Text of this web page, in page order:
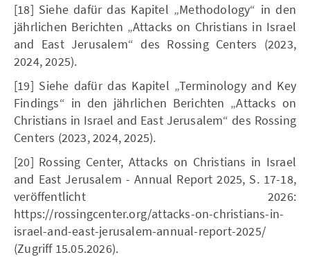
[18] Siehe dafür das Kapitel „Methodology“ in den
jährlichen Berichten „Attacks on Christians in Israel
and East Jerusalem“ des Rossing Centers (2023,
2024, 2025).
[19] Siehe dafür das Kapitel „Terminology and Key
Findings“ in den jährlichen Berichten „Attacks on
Christians in Israel and East Jerusalem“ des Rossing
Centers (2023, 2024, 2025).
[20] Rossing Center, Attacks on Christians in Israel
and East Jerusalem - Annual Report 2025, S. 17-18,
veröffentlicht 2026:
https://rossingcenter.org/attacks-on-christians-in-
israel-and-east-jerusalem-annual-report-2025/
(Zugriff 15.05.2026).